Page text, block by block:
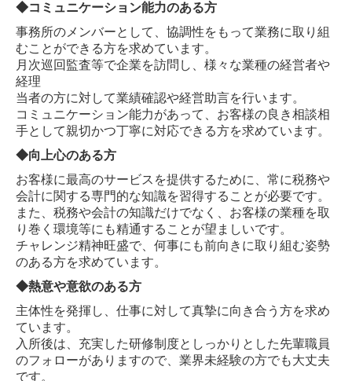
◆コミュニケーション能力のある方
事務所のメンバーとして、協調性をもって業務に取り組
むことができる方を求めています。
月次巡回監査等で企業を訪問し、様々な業種の経営者や
経理
当者の方に対して業績確認や経営助言を行います。
コミュニケーション能力があって、お客様の良き相談相
手として親切かつ丁寧に対応できる方を求めています。
◆向上心のある方
お客様に最高のサービスを提供するために、常に税務や
会計に関する専門的な知識を習得することが必要です。
また、税務や会計の知識だけでなく、お客様の業種を取
り巻く環境等にも精通することが望ましいです。
チャレンジ精神旺盛で、何事にも前向きに取り組む姿勢
のある方を求めています。
◆熱意や意欲のある方
主体性を発揮し、仕事に対して真摯に向き合う方を求め
ています。
入所後は、充実した研修制度としっかりとした先輩職員
のフォローがありますので、業界未経験の方でも大丈夫
です。